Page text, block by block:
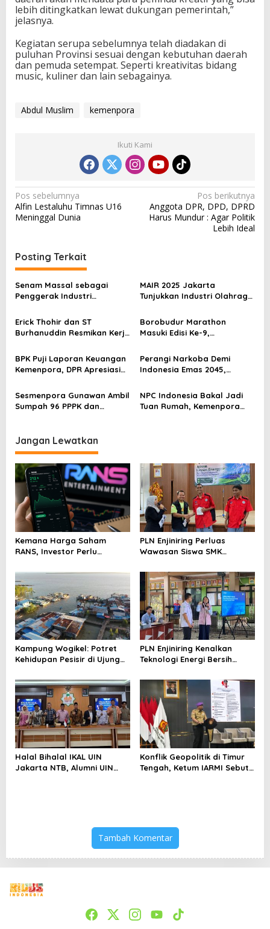
lebih ditingkatkan lewat dukungan pemerintah,”
jelasnya.
Kegiatan serupa sebelumnya telah diadakan di
puluhan Provinsi sesuai dengan kebutuhan daerah
dan pemuda setempat. Seperti kreativitas bidang
music, kuliner dan lain sebagainya.
Abdul Muslim kemenpora
Ikuti Kami
N
a
i
g
a
s
i
p
s
Pos sebelumnya
Alfin Lestaluhu Timnas U16
Meninggal Dunia
Pos berikutnya
Anggota DPR, DPD, DPRD
Harus Mundur : Agar Politik
Lebih Ideal
Posting Terkait
Senam Massal sebagai
Penggerak Industri
2025 untuk Ekonomi
Nasional
MAIR 2025 Jakarta
Tunjukkan Industri Olahraga
Erick Thohir dan ST
Burhanuddin Resmikan Kerja
Program Pemuda dan
Olahraga
Borobudur Marathon
Masuki Edisi Ke-9,
Kolaborasi
BPK Puji Laporan Keuangan
Kemenpora, DPR Apresiasi
Perangi Narkoba Demi
Indonesia Emas 2045,
Sesmenpora Gunawan Ambil
Sumpah 96 PPPK dan
NPC Indonesia Bakal Jadi
Tuan Rumah, Kemenpora
Jangan Lewatkan
Kemana Harga Saham
RANS, Investor Perlu
Menghindari Spekulasi
Berlebihan
PLN Enjiniring Perluas
Wawasan Siswa SMK
Perubahan Iklim
Kampung Wogikel: Potret
Kehidupan Pesisir di Ujung
Bertahan di Tengah
Keterbatasan
PLN Enjiniring Kenalkan
Teknologi Energi Bersih
Halal Bihalal IKAL UIN
Jakarta NTB, Alumni UIN
Konflik Geopolitik di Timur
Tengah, Ketum IARMI Sebut
Tambah Komentar